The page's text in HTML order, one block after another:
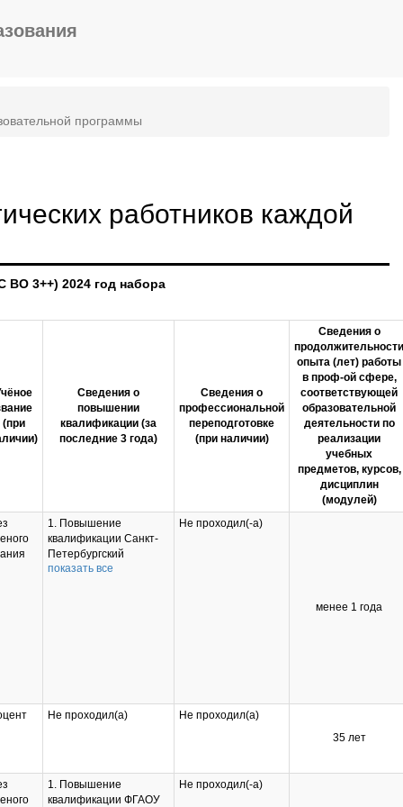
программы
работников каждой
ВО 3++) 2024 год набора
(при
Сведения о
повышении
квалификации (за
последние 3 года)
Сведения о
профессиональной
переподготовке
(при наличии)
Сведения о
продолжительности
опыта (лет) работы
в проф-ой сфере,
соответствующей
образовательной
деятельности по
реализации
учебных
предметов, курсов,
дисциплин
(модулей)
1. Повышение
квалификации Санкт-
Петербургский
политехнический
ВО ГАУ Северного
Зауралья 25.12.2023
показать все
Не проходил(-а)
менее 1 года
Не проходил(а)
Не проходил(а)
35 лет
1. Повышение
квалификации ФГАОУ
Не проходил(-а)